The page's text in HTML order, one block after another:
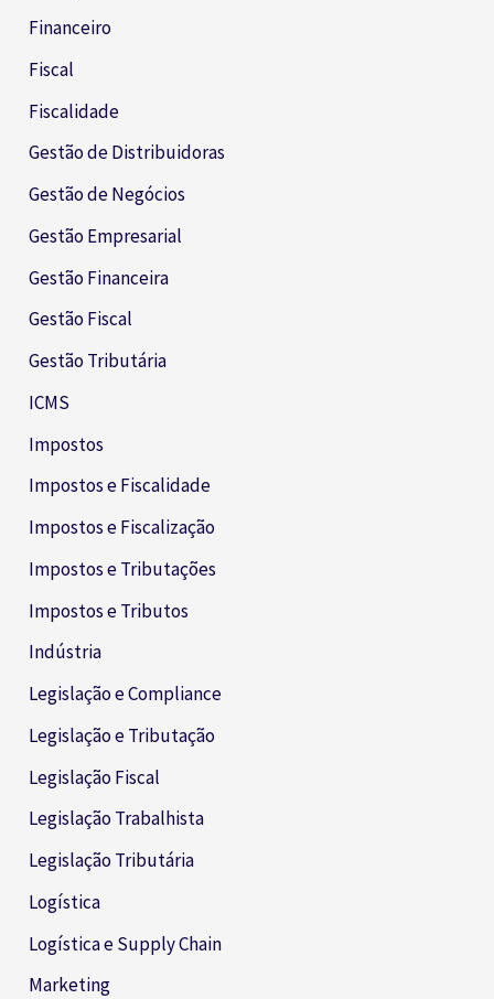
Financeiro
Fiscal
Fiscalidade
Gestão de Distribuidoras
Gestão de Negócios
Gestão Empresarial
Gestão Financeira
Gestão Fiscal
Gestão Tributária
ICMS
Impostos
Impostos e Fiscalidade
Impostos e Fiscalização
Impostos e Tributações
Impostos e Tributos
Indústria
Legislação e Compliance
Legislação e Tributação
Legislação Fiscal
Legislação Trabalhista
Legislação Tributária
Logística
Logística e Supply Chain
Marketing